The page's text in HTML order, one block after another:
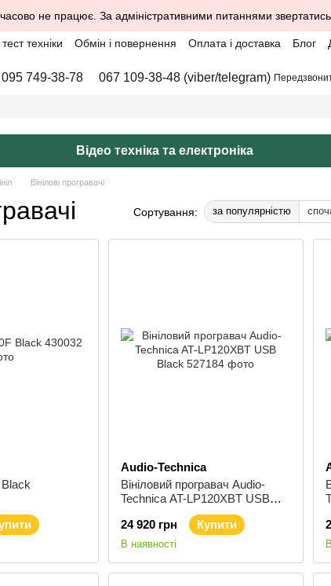
не працює. За адміністративними питаннями
тест техніки Обмін і повернення Оплата і доставка Блог
095 749-38-78 067 109-38-48 (viber/telegram)
Відео техніка та електроніка
Вінілові програвачі
Сортування: за популярністю
Audio-Technica
Вініловий програвач Audio-
Technica AT-LP120XBT USB
24 920 грн
Купити
В наявності